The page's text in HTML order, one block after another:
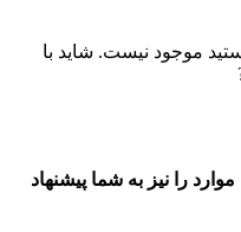
موجود نیست. شاید با
را نیز به شما پیشنهاد